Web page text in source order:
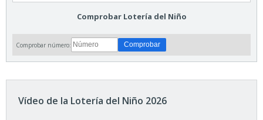
Comprobar Lotería del Niño
Comprobar número:
Vídeo de la Lotería del Niño 2026